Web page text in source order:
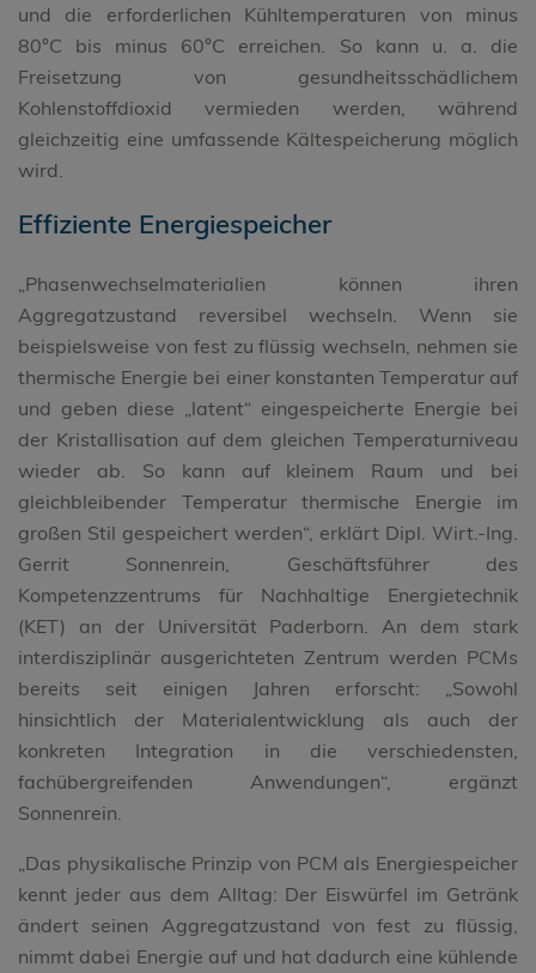
und die erforderlichen Kühltemperaturen von minus
80°C bis minus 60°C erreichen. So kann u. a. die
Freisetzung von gesundheitsschädlichem
Kohlenstoffdioxid vermieden werden, während
gleichzeitig eine umfassende Kältespeicherung möglich
wird.
Effiziente Energiespeicher
„Phasenwechselmaterialien können ihren
Aggregatzustand reversibel wechseln. Wenn sie
beispielsweise von fest zu flüssig wechseln, nehmen sie
thermische Energie bei einer konstanten Temperatur auf
und geben diese „latent“ eingespeicherte Energie bei
der Kristallisation auf dem gleichen Temperaturniveau
wieder ab. So kann auf kleinem Raum und bei
gleichbleibender Temperatur thermische Energie im
großen Stil gespeichert werden“, erklärt Dipl. Wirt.-Ing.
Gerrit Sonnenrein, Geschäftsführer des
Kompetenzzentrums für Nachhaltige Energietechnik
(KET) an der Universität Paderborn. An dem stark
interdisziplinär ausgerichteten Zentrum werden PCMs
bereits seit einigen Jahren erforscht: „Sowohl
hinsichtlich der Materialentwicklung als auch der
konkreten Integration in die verschiedensten,
fachübergreifenden Anwendungen“, ergänzt
Sonnenrein.
„Das physikalische Prinzip von PCM als Energiespeicher
kennt jeder aus dem Alltag: Der Eiswürfel im Getränk
ändert seinen Aggregatzustand von fest zu flüssig,
nimmt dabei Energie auf und hat dadurch eine kühlende